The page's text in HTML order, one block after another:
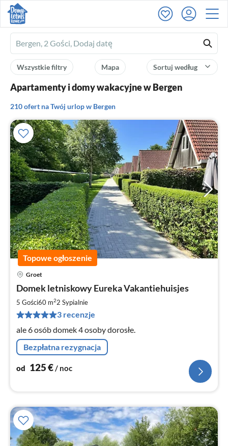
Ferienhausmiete
logo
Sortuj według
Mapa
Wszystkie filtry
Apartamenty i domy wakacyjne w Bergen
210 ofert na Twój urlop w Bergen
Topowe ogłoszenie
Groet
Domek letniskowy Eureka Vakantiehuisjes
5 Gości60 m22 Sypialnie
3 recenzje
ale 6 osób domek 4 osoby dorosłe.
Bezpłatna rezygnacja
od 125€/ noc